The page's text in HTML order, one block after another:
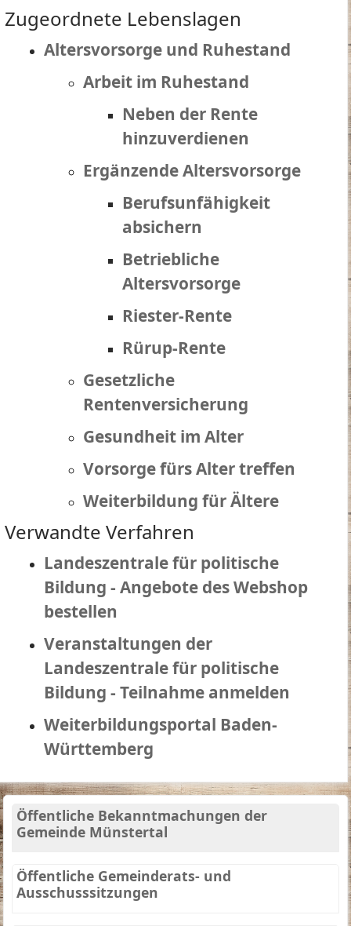
Zugeordnete Lebenslagen
Altersvorsorge und Ruhestand
Arbeit im Ruhestand
Neben der Rente
hinzuverdienen
Ergänzende Altersvorsorge
Berufsunfähigkeit
absichern
Betriebliche
Altersvorsorge
Riester-Rente
Rürup-Rente
Gesetzliche
Rentenversicherung
Gesundheit im Alter
Vorsorge fürs Alter treffen
Weiterbildung für Ältere
Verwandte Verfahren
Landeszentrale für politische
Bildung - Angebote des Webshop
bestellen
Veranstaltungen der
Landeszentrale für politische
Bildung - Teilnahme anmelden
Weiterbildungsportal Baden-
Württemberg
Öffentliche Bekanntmachungen der
Gemeinde Münstertal
Öffentliche Gemeinderats- und
Ausschusssitzungen